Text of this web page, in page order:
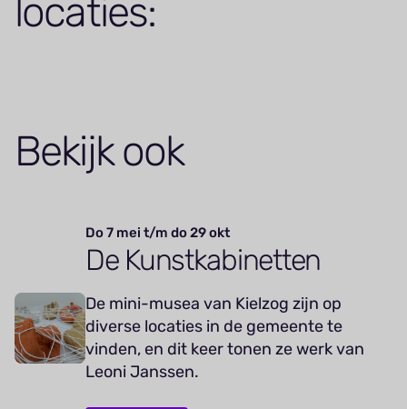
locaties:
Bekijk ook
Do 7 mei t/m do 29 okt
De Kunstkabinetten
De mini-musea van Kielzog zijn op
diverse locaties in de gemeente te
vinden, en dit keer tonen ze werk van
Leoni Janssen.